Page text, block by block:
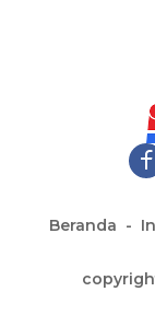
Beranda